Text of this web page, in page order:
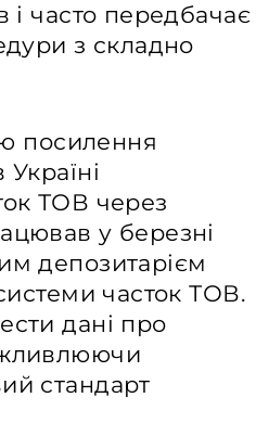
і часто передбачає
з складно
посилення
ТОВ через
у березні
депозитарієм
часток ТОВ.
дані про
стандарт